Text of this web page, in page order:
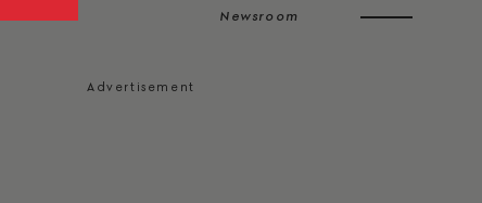
Newsroom